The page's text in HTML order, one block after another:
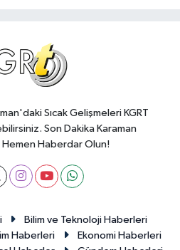
Sıcak Gelişmeleri KGRT
Son Dakika Karaman
Haberdar Olun!
Bilim ve Teknoloji Haberleri
Haberleri
Ekonomi Haberleri